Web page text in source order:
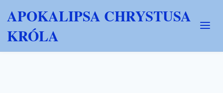
APOKALIPSA CHRYSTUSA
KRÓLA